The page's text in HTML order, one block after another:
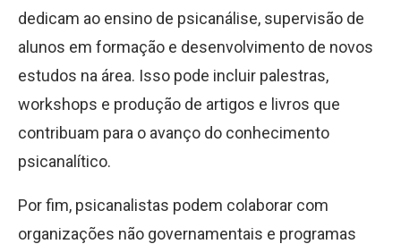
dedicam ao ensino de psicanálise, supervisão de
alunos em formação e desenvolvimento de novos
estudos na área. Isso pode incluir palestras,
workshops e produção de artigos e livros que
contribuam para o avanço do conhecimento
psicanalítico.
Por fim, psicanalistas podem colaborar com
organizações não governamentais e programas